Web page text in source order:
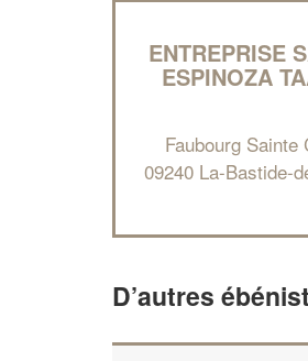
ENTREPRISE
ESPINOZA
Faubourg Sainte
09240 La-Bastide-
D’autres